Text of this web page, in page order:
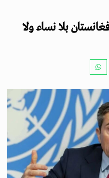
بلا نساء ولا